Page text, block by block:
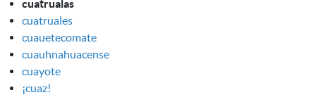
cuatrualas
cuatruales
cuauetecomate
cuauhnahuacense
cuayote
¡cuaz!